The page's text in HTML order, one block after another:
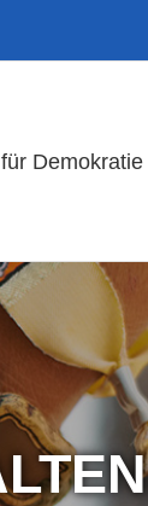
Demokratie